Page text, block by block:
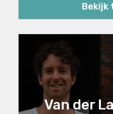
Bekijk
Van der